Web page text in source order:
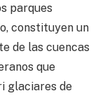
parques
constituyen un
de las cuencas
que
glaciares de